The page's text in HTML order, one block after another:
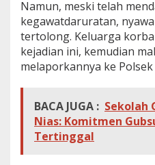
s
Namun, meski telah
kegawatdaruratan,
tertolong. Keluarga
kejadian ini, kemudian
melaporkannya ke
BACA JUGA : Sekolah
Nias: Komitmen
Tertinggal